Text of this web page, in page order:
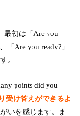
最初は「Are you
「Are you ready?」
。
points did you
受け答えができるよ
いを感じます。ま